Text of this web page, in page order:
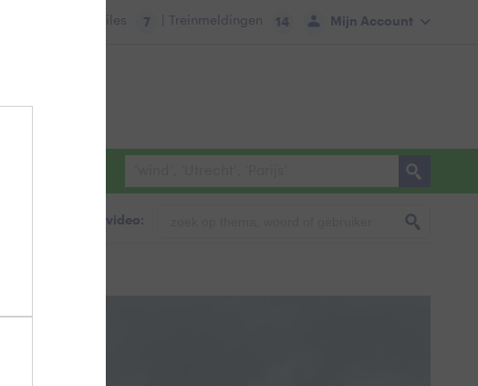
Mijn Account
Files 7 | Treinmeldingen 14
Zoeken in foto & video: